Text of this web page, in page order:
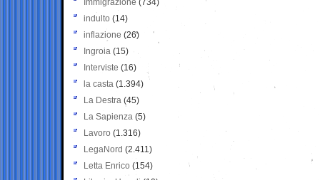
Immigrazione (734)
indulto (14)
inflazione (26)
Ingroia (15)
Interviste (16)
la casta (1.394)
La Destra (45)
La Sapienza (5)
Lavoro (1.316)
LegaNord (2.411)
Letta Enrico (154)